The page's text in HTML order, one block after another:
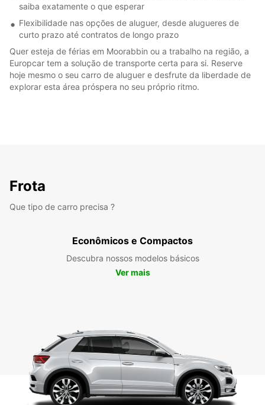
saiba exatamente o que esperar
Flexibilidade nas opções de aluguer, desde alugueres de
curto prazo até contratos de longo prazo
Quer esteja de férias em Moorabbin ou a trabalho na região, a
Europcar tem a solução de transporte certa para si. Reserve
hoje mesmo o seu carro de aluguer e desfrute da liberdade de
explorar esta área próspera no seu próprio ritmo.
Frota
Que tipo de carro precisa ?
Econômicos e Compactos
Descubra nossos modelos básicos
Ver mais